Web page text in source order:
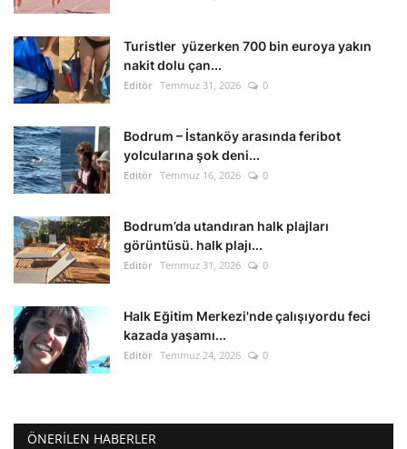
Kültür Sanat Tarih
Sağlık
Ekonomi
Gündem
Dünya
Turistler yüzerken 700 bin euroya yakın
nakit dolu çan...
Editör Temmuz 31, 2026 0
Bodrum – İstanköy arasında feribot
yolcularına şok deni...
Editör Temmuz 16, 2026 0
Bodrum’da utandıran halk plajları
görüntüsü. halk plajı...
Editör Temmuz 31, 2026 0
Halk Eğitim Merkezi'nde çalışıyordu feci
kazada yaşamı...
Editör Temmuz 24, 2026 0
ÖNERILEN HABERLER